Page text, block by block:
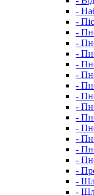
-
-
-
-
-
-
-
-
-
-
-
-
-
-
-
-
-
-